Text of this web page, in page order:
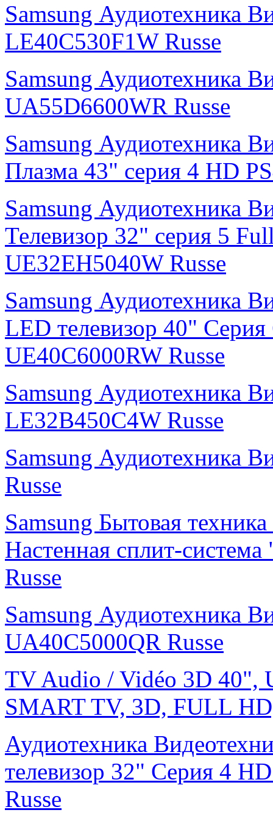
Samsung Аудиотехника
LE40C530F1W Russe
Samsung Аудиотехника
UA55D6600WR Russe
Samsung Аудиотехника
Плазма 43" cерия 4 HD
Samsung Аудиотехника
Телевизор 32" серия 5
UE32EH5040W Russe
Samsung Аудиотехника
LED телевизор 40"
UE40C6000RW Russe
Samsung Аудиотехника
LE32B450C4W Russe
Samsung Аудиотехника
Russe
Samsung Бытовая
Настенная сплит-
Russe
Samsung Аудиотехника
UA40C5000QR Russe
TV Audio / Vidéo 3D 40",
SMART TV, 3D, FULL
Аудиотехника
телевизор 32" Серия 4
Russe